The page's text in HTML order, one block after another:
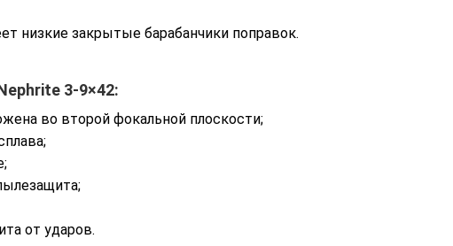
низкие закрытые барабанчики поправок.
3-9×42:
во второй фокальной плоскости;
от ударов.